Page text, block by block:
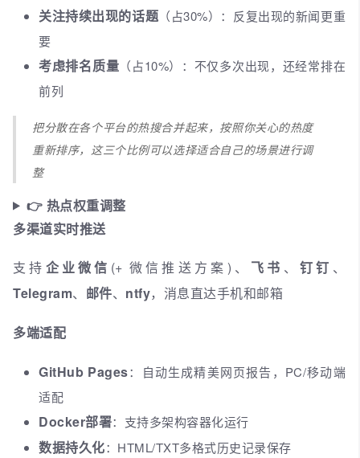
关注持续出现的话题 （占30%）：反复出现的新闻更重
要
考虑排名质量 （占10%）：不仅多次出现，还经常排在
前列
把分散在各个平台的热搜合并起来，按照你关心的热度
重新排序，这三个比例可以选择适合自己的场景进行调
整
👉 热点权重调整
多渠道实时推送
支持 企业微信 (+ 微信推送方案)、 飞书 、 钉钉 、
Telegram、 邮件、 ntfy，消息直达手机和邮箱
多端适配
GitHub Pages：自动生成精美网页报告，PC/移动端
适配
Docker部署：支持多架构容器化运行
数据持久化：HTML/TXT多格式历史记录保存